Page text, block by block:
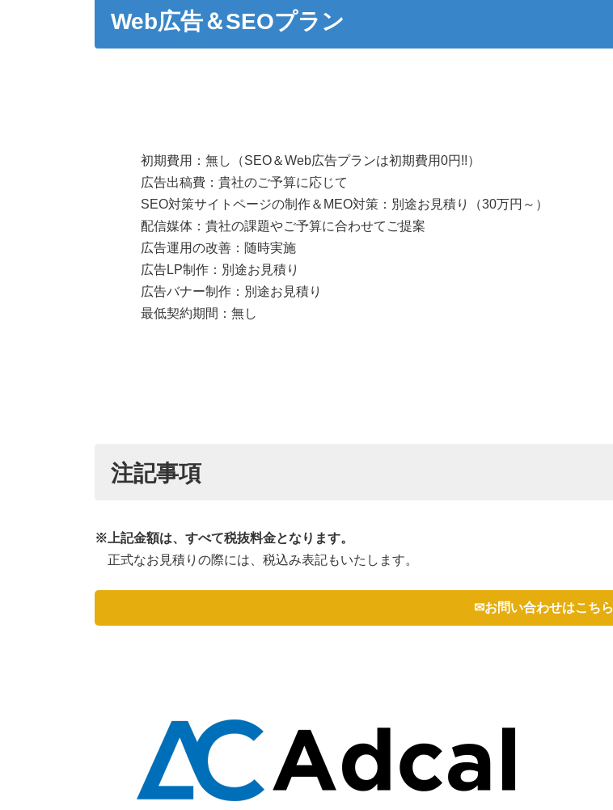
Web広告＆SEOプラン
初期費用：無し（SEO＆Web広告プランは初期費用0円!!）
広告出稿費：貴社のご予算に応じて
SEO対策サイトページの制作＆MEO対策：別途お見積り（30万円～）
配信媒体：貴社の課題やご予算に合わせてご提案
広告運用の改善：随時実施
広告LP制作：別途お見積り
広告バナー制作：別途お見積り
最低契約期間：無し
注記事項
※上記金額は、すべて税抜料金となります。
正式なお見積りの際には、税込み表記もいたします。
✉お問い合わせはこちら